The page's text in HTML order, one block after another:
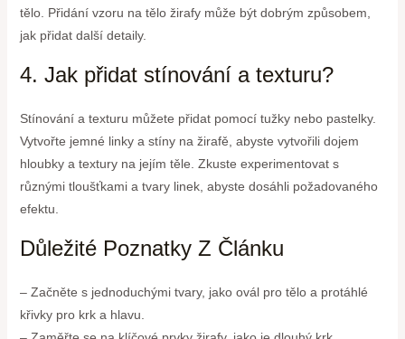
tělo. Přidání vzoru na tělo žirafy může být dobrým způsobem,
jak přidat další detaily.
4. Jak přidat stínování a texturu?
Stínování a texturu můžete přidat pomocí tužky nebo pastelky.
Vytvořte jemné linky a stíny na žirafě, abyste vytvořili dojem
hloubky a textury na jejím těle. Zkuste experimentovat s
různými tloušťkami a tvary linek, abyste dosáhli požadovaného
efektu.
Důležité Poznatky Z Článku
– Začněte s jednoduchými tvary, jako ovál pro tělo a protáhlé
křivky pro krk a hlavu.